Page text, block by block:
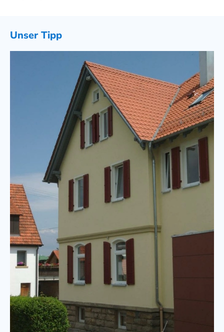
Haustüren
Fenster
Garagentore
Rollladen
Schrägverschattung
Fensterladen
Fliegengitter